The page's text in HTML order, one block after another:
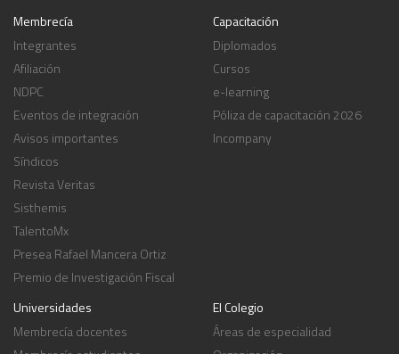
Membrecía
Integrantes
Afiliación
NDPC
Eventos de integración
Avisos importantes
Síndicos
Revista Veritas
Sisthemis
TalentoMx
Presea Rafael Mancera Ortiz
Premio de Investigación Fiscal
Capacitación
Diplomados
Cursos
e-learning
Póliza de capacitación 2026
Incompany
Universidades
Membrecía docentes
El Colegio
Áreas de especialidad